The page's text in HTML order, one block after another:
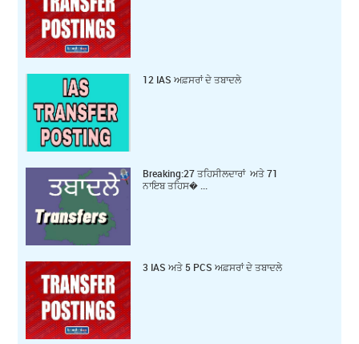
12 IAS ਅਫ਼ਸਰਾਂ ਦੇ ਤਬਾਦਲੇ
Breaking:27 ਤਹਿਸੀਲਦਾਰਾਂ ਅਤੇ 71
ਨਾਇਬ ਤਹਿਸ� ...
3 IAS ਅਤੇ 5 PCS ਅਫ਼ਸਰਾਂ ਦੇ ਤਬਾਦਲੇ